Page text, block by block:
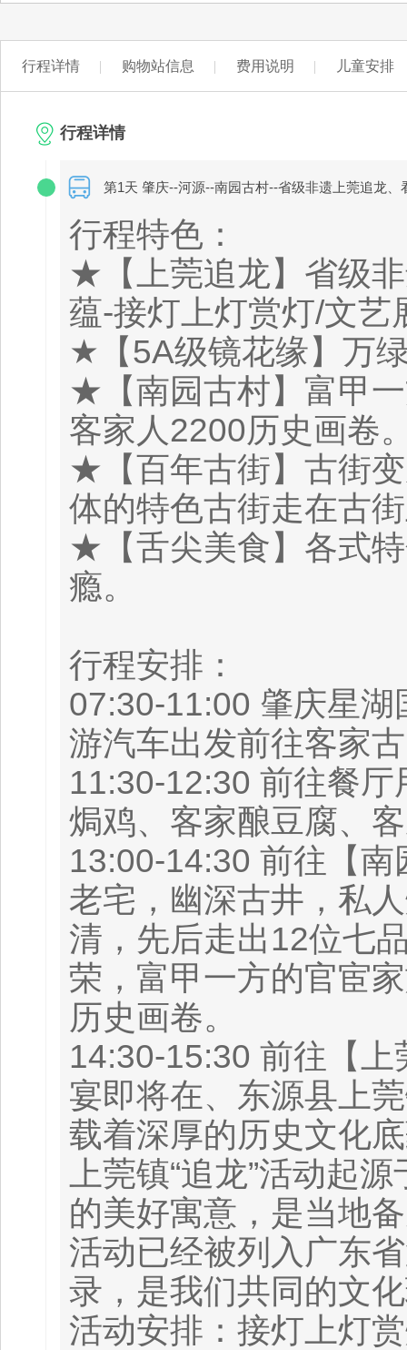
行程详情 购物站信息 费用说明 儿童安排
行程详情
第1天 肇庆--河源--南园古村--省级非遗上莞追龙、
行程特色：
★【上莞追龙】省级
蕴-接灯上灯赏灯/文艺
★【5A级镜花缘】万
★【南园古村】富甲
客家人2200历史画卷
★【百年古街】古街
体的特色古街走在古
★【舌尖美食】各式
瘾。
行程安排：
07:30-11:00 肇庆星
游汽车出发前往客家
11:30-12:30 前往餐
焗鸡、客家酿豆腐、
13:00-14:30 前往【
老宅，幽深古井，私
清，先后走出12位七
荣，富甲一方的官宦
历史画卷。
14:30-15:30 前往【
宴即将在、东源县上
载着深厚的历史文化
上莞镇“追龙”活动起
的美好寓意，是当地
活动已经被列入广东
录，是我们共同的文
活动安排：接灯上灯